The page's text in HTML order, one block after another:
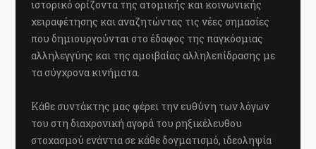
ιστορικό ορίζοντα της ατομικής και κοινωνικής
χειραφέτησης και αναζητώντας τις νέες σημασίες
που δημιουργούνται στο έδαφος της παγκόσμιας
αλληλεγγύης και της αμοιβαίας αλληλεπίδρασης με
τα σύγχρονα κινήματα.
Κάθε συντάκτης μας φέρει την ευθύνη των λόγων
του στη διαχρονική αγορά του ρηξικέλευθου
στοχασμού ενάντια σε κάθε δογματισμό, ιδεοληψία